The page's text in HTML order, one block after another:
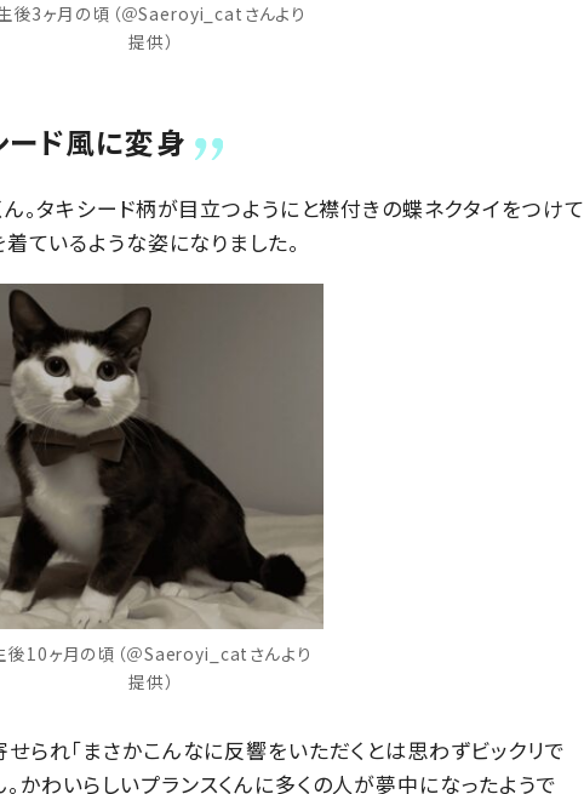
後3ヶ月の頃（＠Saeroyi_catさんより
提供）
ード風に変身
。タキシード柄が目立つようにと襟付きの蝶ネクタイをつけて
ているような姿になりました。
後10ヶ月の頃（＠Saeroyi_catさんより
提供）
られ「まさかこんなに反響をいただくとは思わずビックリで
かわいらしいプランスくんに多くの人が夢中になったようで